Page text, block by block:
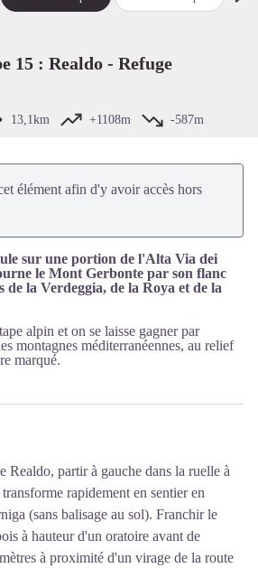
Voir l'image en plein écran
15 : Realdo - Refuge
13,1km +1108m
-587m
élément afin d'y avoir accès hors
sur une portion de l'Alta Via dei
le Mont Gerbonte par son flanc
de la Verdeggia, de la Roya et de la
alpin et on se laisse gagner par
montagnes méditerranéennes, au relief
marqué.
Realdo, partir à gauche dans la ruelle à
rapidement en sentier en
(sans balisage au sol). Franchir le
à hauteur d'un oratoire avant de
à proximité d'un virage de la route